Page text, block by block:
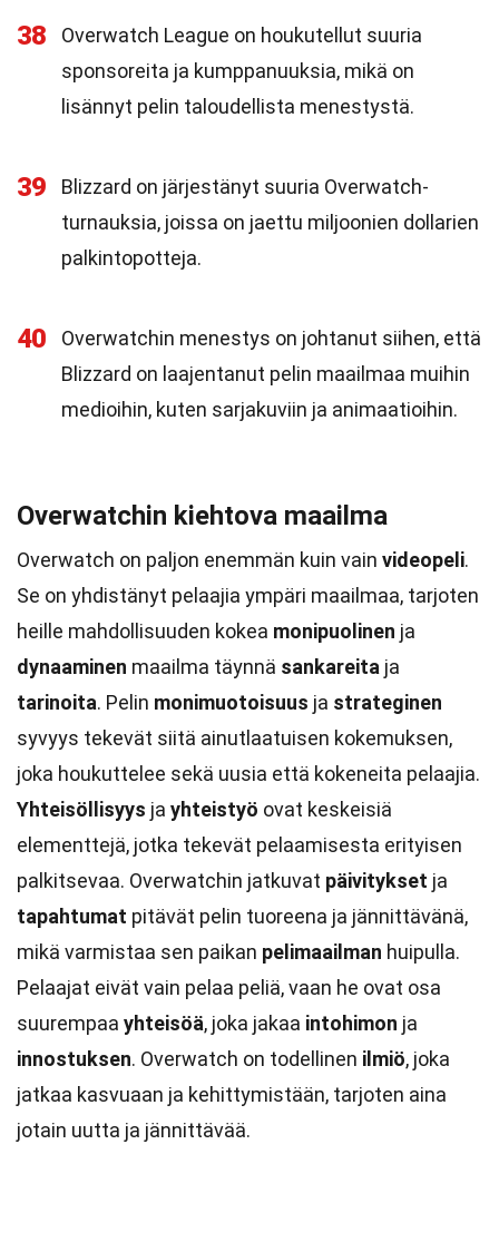
38
Overwatch League on houkutellut suuria
sponsoreita ja kumppanuuksia, mikä on
lisännyt pelin taloudellista menestystä.
39
Blizzard on järjestänyt suuria Overwatch-
turnauksia, joissa on jaettu miljoonien dollarien
palkintopotteja.
40
Overwatchin menestys on johtanut siihen, että
Blizzard on laajentanut pelin maailmaa muihin
medioihin, kuten sarjakuviin ja animaatioihin.
Overwatchin kiehtova maailma
Overwatch on paljon enemmän kuin vain videopeli.
Se on yhdistänyt pelaajia ympäri maailmaa, tarjoten
heille mahdollisuuden kokea monipuolinen ja
dynaaminen maailma täynnä sankareita ja
tarinoita. Pelin monimuotoisuus ja strateginen
syvyys tekevät siitä ainutlaatuisen kokemuksen,
joka houkuttelee sekä uusia että kokeneita pelaajia.
Yhteisöllisyys ja yhteistyö ovat keskeisiä
elementtejä, jotka tekevät pelaamisesta erityisen
palkitsevaa. Overwatchin jatkuvat päivitykset ja
tapahtumat pitävät pelin tuoreena ja jännittävänä,
mikä varmistaa sen paikan pelimaailman huipulla.
Pelaajat eivät vain pelaa peliä, vaan he ovat osa
suurempaa yhteisöä, joka jakaa intohimon ja
innostuksen. Overwatch on todellinen ilmiö, joka
jatkaa kasvuaan ja kehittymistään, tarjoten aina
jotain uutta ja jännittävää.